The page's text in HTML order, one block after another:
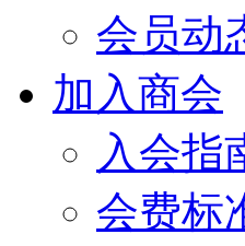
会员动
加入商会
入会指
会费标